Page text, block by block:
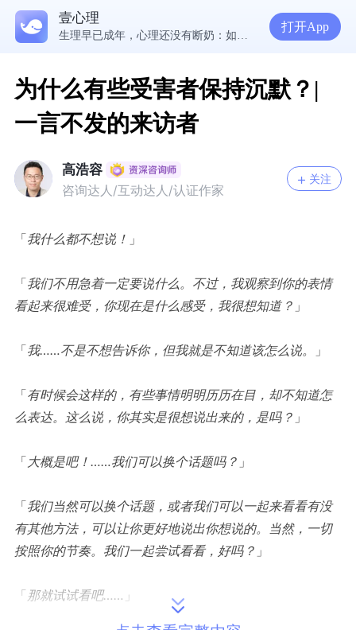
壹心理
5300万人在这里获得专业心理帮助
打开App
为什么有些受害者保持沉默？|
一言不发的来访者
高浩容
咨询达人/互动达人/认证作家
关注
「我什么都不想说！ 」
「我们不用急着一定要说什么。不过，我观察到你的表情
看起来很难受，你现在是什么感受，我很想知道？ 」
「我……不是不想告诉你，但我就是不知道该怎么说。 」
「有时候会这样的，有些事情明明历历在目，却不知道怎
么表达。这么说，你其实是很想说出来的，是吗？ 」
「 大概是吧！ ……我们可以换个话题吗？ 」
「我们当然可以换个话题，或者我们可以一起来看看有没
有其他方法，可以让你更好地说出你想说的。当然，一切
按照你的节奏。我们一起尝试看看，好吗？ 」
「 那就试试看吧…… 」